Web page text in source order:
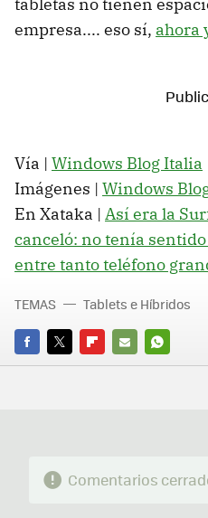
empresa.... eso sí, ahora
Vía | Windows Blog Italia
Imágenes | Windows
En Xataka | Así era la
canceló: no tenía
entre tanto teléfono
FACEBOOK
TWITTERFLIPBOARD
E-
TEMAS Tablets e Híbridos
Comentarios